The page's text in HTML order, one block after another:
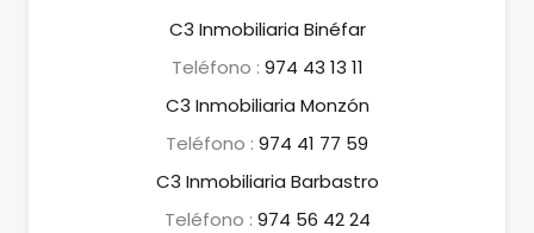
C3 Inmobiliaria Binéfar
Teléfono : 974 43 13 11
C3 Inmobiliaria Monzón
Teléfono : 974 41 77 59
C3 Inmobiliaria Barbastro
Teléfono : 974 56 42 24